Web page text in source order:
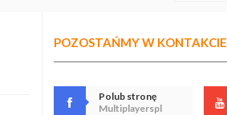
POZOSTAŃMY W KONTAKCIE
Polub stronę
Multiplayerspl